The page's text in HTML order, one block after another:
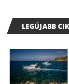
LEGÚJABB